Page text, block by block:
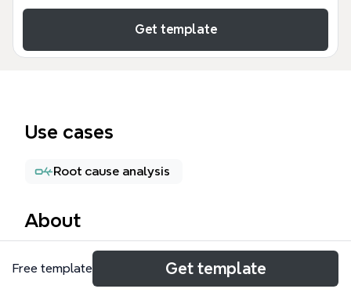
Get template
Use cases
Root cause analysis
About
El Conflicto es un mapa mental de 252 nodos que
ofrece una aproximación integral al estudio del
Free template Get template